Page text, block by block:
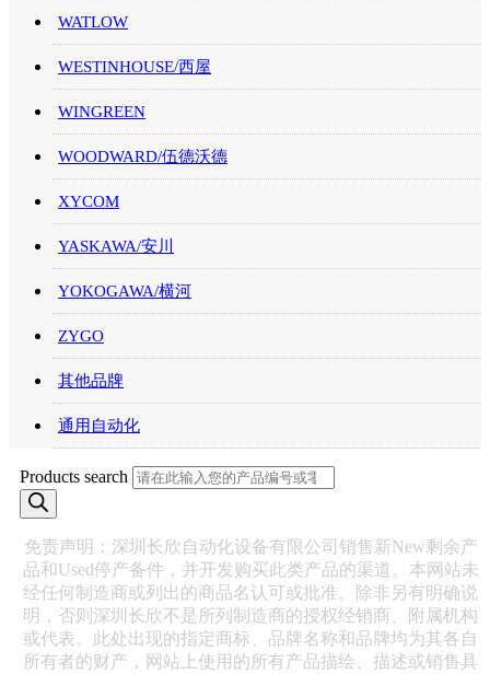
WATLOW
WESTINHOUSE/西屋
WINGREEN
WOODWARD/伍德沃德
XYCOM
YASKAWA/安川
YOKOGAWA/横河
ZYGO
其他品牌
通用自动化
Products search
免责声明：深圳长欣自动化设备有限公司销售新New剩余产
品和Used停产备件，并开发购买此类产品的渠道。本网站未
经任何制造商或列出的商品名认可或批准。除非另有明确说
明，否则深圳长欣不是所列制造商的授权经销商、附属机构
或代表。此处出现的指定商标、品牌名称和品牌均为其各自
所有者的财产，网站上使用的所有产品描绘、描述或销售具